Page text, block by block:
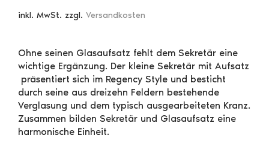
inkl. MwSt. zzgl. Versandkosten
Ohne seinen Glasaufsatz fehlt dem Sekretär eine
wichtige Ergänzung. Der kleine Sekretär mit Aufsatz
präsentiert sich im Regency Style und besticht
durch seine aus dreizehn Feldern bestehende
Verglasung und dem typisch ausgearbeiteten Kranz.
Zusammen bilden Sekretär und Glasaufsatz eine
harmonische Einheit.